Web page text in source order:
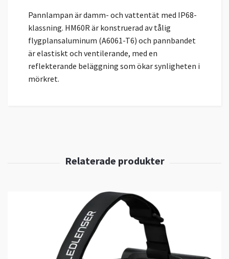
Pannlampan är damm- och vattentät med IP68-
klassning. HM60R är konstruerad av tålig
flygplansaluminum (A6061-T6) och pannbandet
är elastiskt och ventilerande, med en
reflekterande beläggning som ökar synligheten i
mörkret.